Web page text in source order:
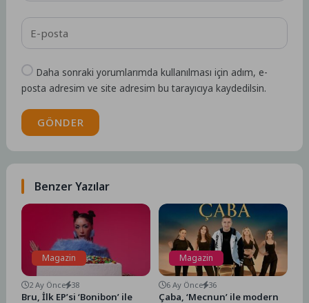
Daha sonraki yorumlarımda kullanılması için adım, e-
posta adresim ve site adresim bu tarayıcıya kaydedilsin.
GÖNDER
Benzer Yazılar
Magazin
2 Ay Önce 38
Bru, İlk EP’si ‘Bonibon’ ile
Magazin
6 Ay Önce 36
Çaba, ‘Mecnun’ ile modern